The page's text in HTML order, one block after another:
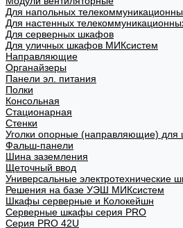
Для напольных
Для настенных
Для серверных шкафов
Для уличных шкафов МИКсистем
Направляющие
Органайзеры
Панели эл. питания
Полки
Консольная
Стационарная
Стенки
Уголки опорные (направляющие) для
Фальш-панели
Шина заземления
Щеточный ввод
Универсальные электротехнические
Решения на базе УЭШ МИКсистем
Шкафы серверные и Колокейшн
Серверные шкафы серия PRO
Серия PRO 42U